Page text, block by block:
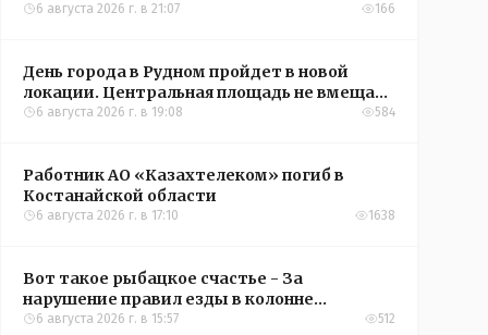
6 августа 2026 г. в 21:07 166
День города в Рудном пройдет в новой
локации. Центральная площадь не вмещает
всех желающих
6 августа 2026 г. в 19:08 584
Работник АО «Казахтелеком» погиб в
Костанайской области
6 августа 2026 г. в 17:10 1638
Вот такое рыбацкое счастье - За
нарушение правил езды в колонне
оштрафовали участников соревнований в
6 августа 2026 г. в 15:57 512